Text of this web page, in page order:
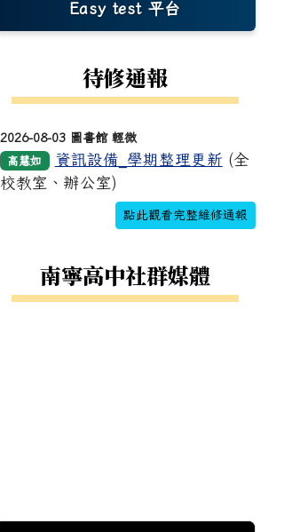
Easy test 平台
(另開新視窗)
待修通報
2026-08-03 圖書館 輕微
高慧如
資訊設備_學期整理更新 (全
校教室、辦公室)
點此觀看完整維修通報
南寧高中社群媒體